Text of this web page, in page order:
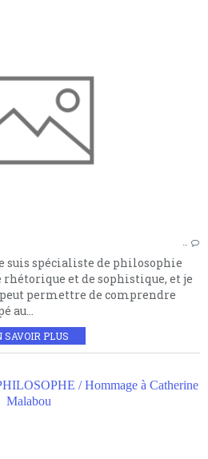
…
suis spécialiste de philosophie
et de sophistique, et je
permettre de comprendre
au...
SAVOIR PLUS
/ Hommage à Catherine
Malabou